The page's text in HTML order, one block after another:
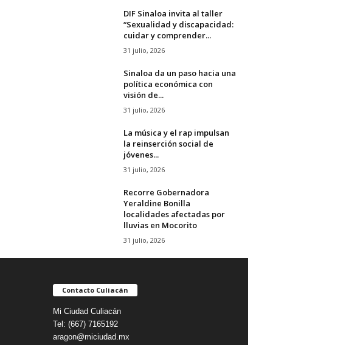
DIF Sinaloa invita al taller
“Sexualidad y discapacidad:
cuidar y comprender...
31 julio, 2026
Sinaloa da un paso hacia una
política económica con
visión de...
31 julio, 2026
La música y el rap impulsan
la reinserción social de
jóvenes...
31 julio, 2026
Recorre Gobernadora
Yeraldine Bonilla
localidades afectadas por
lluvias en Mocorito
31 julio, 2026
Contacto Culiacán
Mi Ciudad Culiacán
Tel: (667) 7165192
aragon@miciudad.mx